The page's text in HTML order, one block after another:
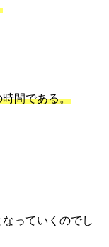
間である。
っていくのでし